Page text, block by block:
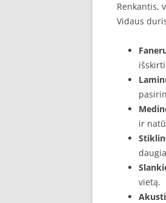
Renkantis,
Vidaus
ir
vietą.